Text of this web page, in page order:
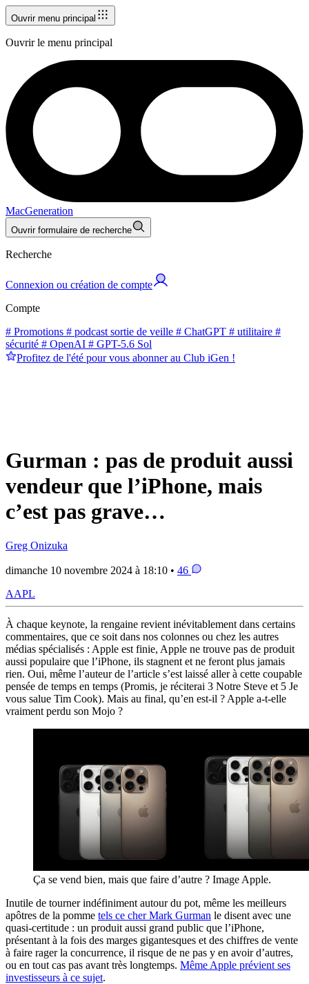
Ouvrir menu principal
Ouvrir le menu principal
MacGeneration
Ouvrir formulaire de recherche
Recherche
Connexion ou création de compte
Compte
# Promotions # podcast sortie de veille # ChatGPT # utilitaire #
sécurité # OpenAI # GPT-5.6 Sol
Profitez de l'été pour vous abonner au Club iGen !
Gurman : pas de produit aussi
vendeur que l’iPhone, mais
c’est pas grave…
Greg Onizuka
dimanche 10 novembre 2024 à 18:10 • 46
AAPL
À chaque keynote, la rengaine revient inévitablement dans certains
commentaires, que ce soit dans nos colonnes ou chez les autres
médias spécialisés : Apple est finie, Apple ne trouve pas de produit
aussi populaire que l’iPhone, ils stagnent et ne feront plus jamais
rien. Oui, même l’auteur de l’article s’est laissé aller à cette coupable
pensée de temps en temps (Promis, je réciterai 3 Notre Steve et 5 Je
vous salue Tim Cook). Mais au final, qu’en est-il ? Apple a-t-elle
vraiment perdu son Mojo ?
Ça se vend bien, mais que faire d’autre ? Image Apple.
Inutile de tourner indéfiniment autour du pot, même les meilleurs
apôtres de la pomme tels ce cher Mark Gurman le disent avec une
quasi-certitude : un produit aussi grand public que l’iPhone,
présentant à la fois des marges gigantesques et des chiffres de vente
à faire rager la concurrence, il risque de ne pas y en avoir d’autres,
ou en tout cas pas avant très longtemps. Même Apple prévient ses
investisseurs à ce sujet.